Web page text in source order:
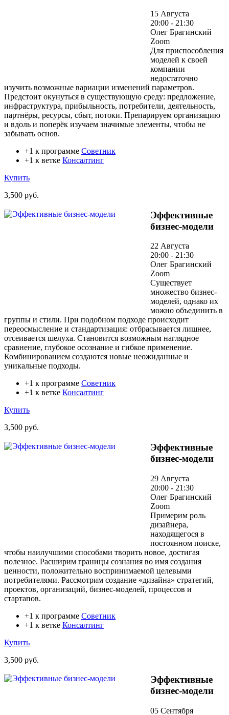
15 Августа
20:00 - 21:30
Олег Брагинский
Zoom
Для приспособления
моделей к своей
компании
недостаточно
изучить возможные вариации изменений параметров.
Предстоит окунуться в существующую среду: предложение,
инфраструктура, прибыльность, потребители, деятельность,
партнёры, ресурсы, сбыт, потоки. Препарируем организацию
и вдоль и поперёк изучаем значимые элементы, чтобы не
забывать основ.
+1 к программе Советник
+1 к ветке Консалтинг
Купить
3,500 руб.
Эффективные
бизнес-модели
22 Августа
20:00 - 21:30
Олег Брагинский
Zoom
Существует
множество бизнес-
моделей, однако их
можно объединить в
группы и стили. При подобном подходе происходит
переосмысление и стандартизация: отбрасывается лишнее,
отсеивается шелуха. Становится возможным наглядное
сравнение, глубокое осознание и гибкое применение.
Комбинированием создаются новые неожиданные и
уникальные подходы.
+1 к программе Советник
+1 к ветке Консалтинг
Купить
3,500 руб.
Эффективные
бизнес-модели
29 Августа
20:00 - 21:30
Олег Брагинский
Zoom
Примерим роль
дизайнера,
находящегося в
постоянном поиске,
чтобы наилучшими способами творить новое, достигая
полезное. Расширим границы сознания во имя создания
ценности, положительно воспринимаемой целевыми
потребителями. Рассмотрим создание «дизайна» стратегий,
проектов, организаций, бизнес-моделей, процессов и
стартапов.
+1 к программе Советник
+1 к ветке Консалтинг
Купить
3,500 руб.
Эффективные
бизнес-модели
05 Сентября